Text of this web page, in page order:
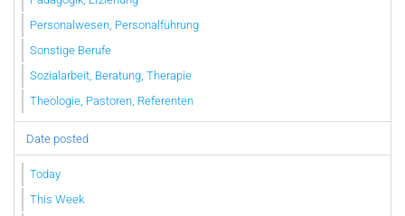
Personalwesen, Personalführung
Sonstige Berufe
Sozialarbeit, Beratung, Therapie
Theologie, Pastoren, Referenten
Date posted
Today
This Week